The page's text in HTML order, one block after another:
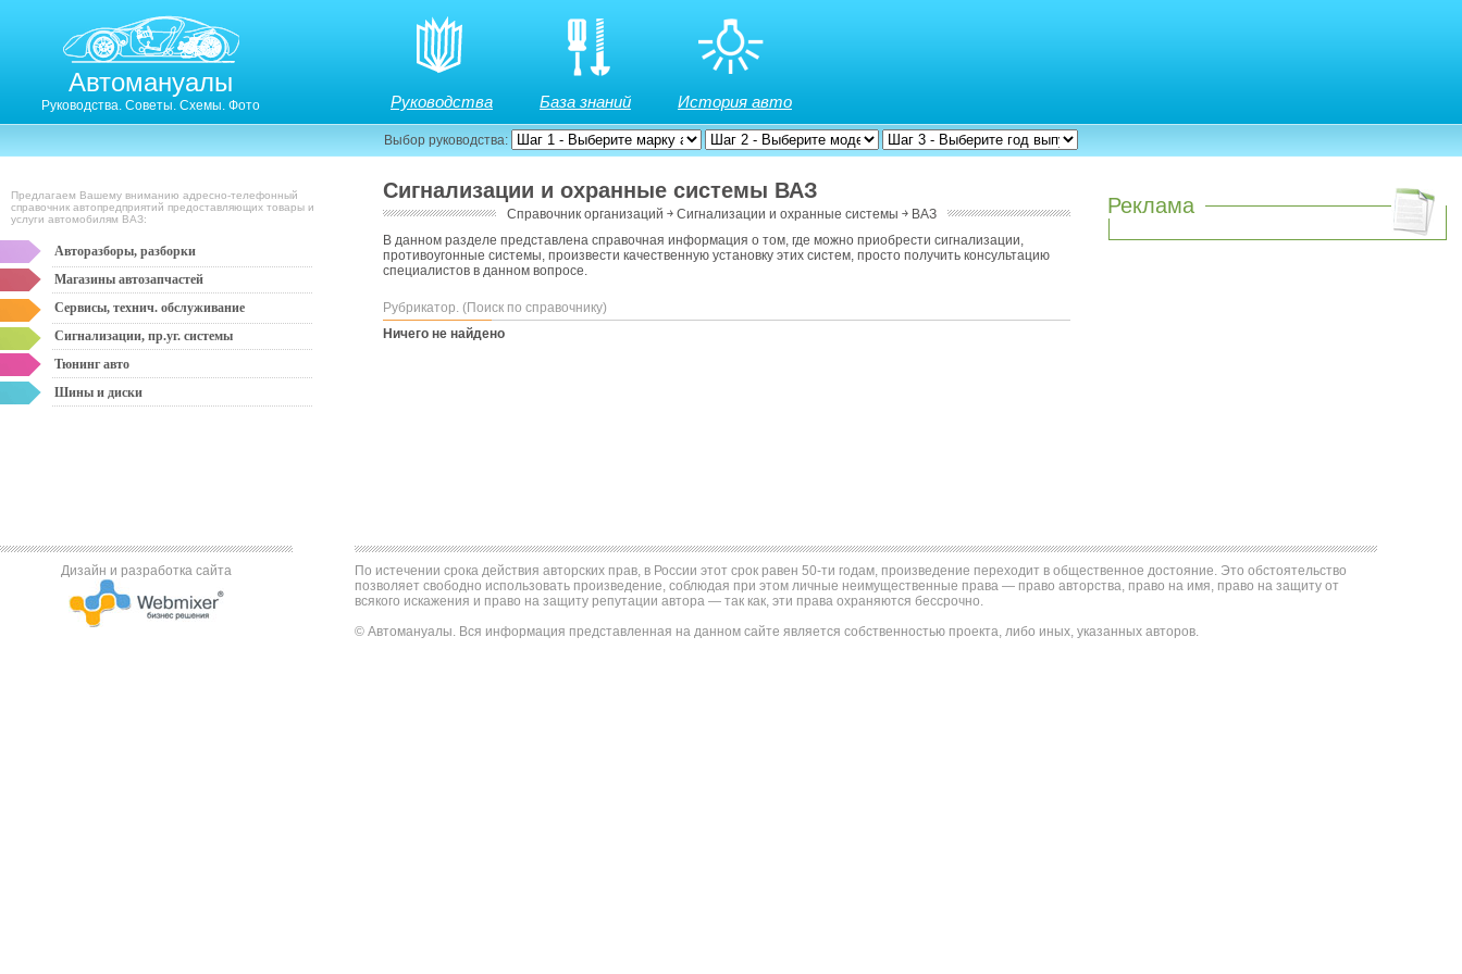
Автомануалы
Руководства. Советы. Схемы. Фото Руководства База знаний История авто
Выбор руководства:
Предлагаем Вашему вниманию адресно-телефонный
справочник автопредприятий предоставляющих товары и
услуги автомобилям ВАЗ:
Авторазборы, разборки
Магазины автозапчастей
Сервисы, технич. обслуживание
Сигнализации, пр.уг. системы
Тюнинг авто
Шины и диски
Сигнализации и охранные системы ВАЗ
Справочник организаций ￫Сигнализации и охранные системы ￫ВАЗ
В данном разделе представлена справочная информация о том, где можно приобрести сигнализации,
противоугонные системы, произвести качественную установку этих систем, просто получить консультацию
специалистов в данном вопросе.
Рубрикатор. (Поиск по справочнику)
Ничего не найдено
Реклама
Дизайн и разработка сайта
По истечении срока действия авторских прав, в России этот срок равен 50-ти годам, произведение переходит в общественное достояние. Это обстоятельство
позволяет свободно использовать произведение, соблюдая при этом личные неимущественные права — право авторства, право на имя, право на защиту от
всякого искажения и право на защиту репутации автора — так как, эти права охраняются бессрочно.
© Автомануалы. Вся информация представленная на данном сайте является собственностью проекта, либо иных, указанных авторов.